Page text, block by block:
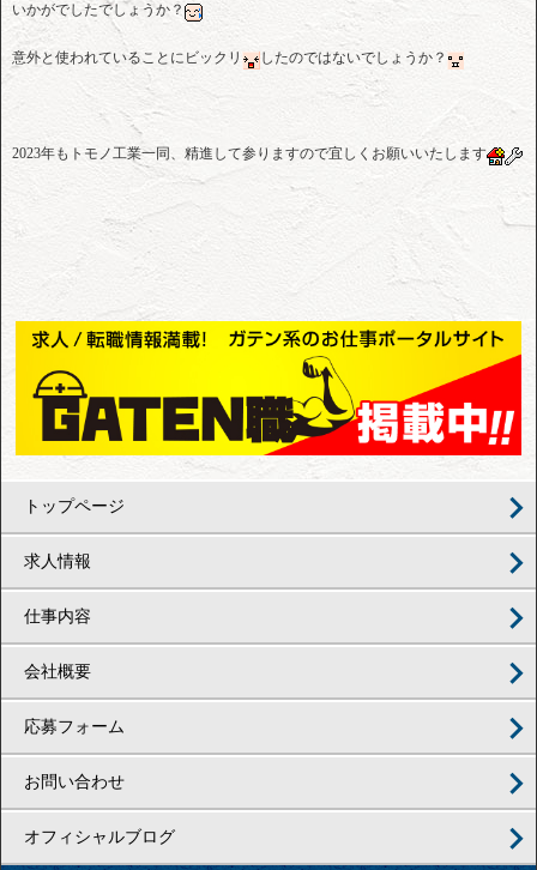
いかがでしたでしょうか？
意外と使われていることにビックリ したのではないでしょうか？
2023年もトモノ工業一同、精進して参りますので宜しくお願いいたします
トップページ
求人情報
仕事内容
会社概要
応募フォーム
お問い合わせ
オフィシャルブログ